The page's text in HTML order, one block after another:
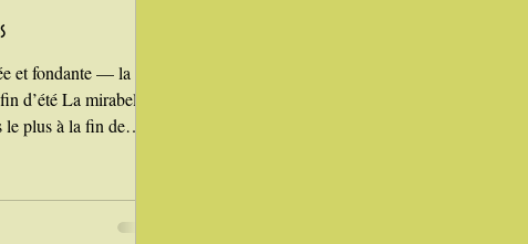
et fondante — la
d’été La mirabelle
le plus à la fin de
et de l’Alsace…
avoir un prunier dans